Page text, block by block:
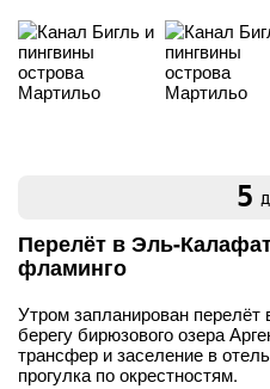
5
Перелёт в Эль-
фламинго
Утром запланирован
берегу бирюзового озера
трансфер и заселение в
прогулка по окрестностям.